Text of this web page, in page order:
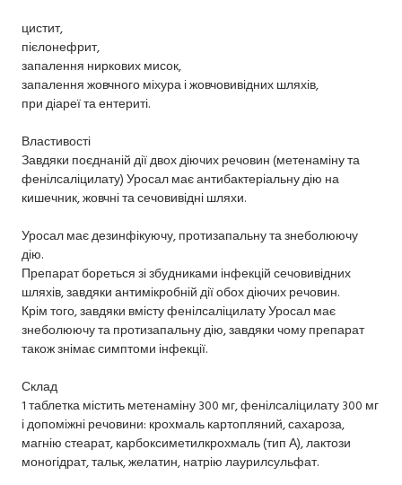
цистит,
пієлонефрит,
запалення ниркових мисок,
запалення жовчного міхура і жовчовивідних шляхів,
при діареї та ентериті.
Властивості
Завдяки поєднаній дії двох діючих речовин (метенаміну та
фенілсаліцилату) Уросал має антибактеріальну дію на
кишечник, жовчні та сечовивідні шляхи.
Уросал має дезинфікуючу, протизапальну та знеболюючу
дію.
Препарат бореться зі збудниками інфекцій сечовивідних
шляхів, завдяки антимікробній дії обох діючих речовин.
Крім того, завдяки вмісту фенілсаліцилату Уросал має
знеболюючу та протизапальну дію, завдяки чому препарат
також знімає симптоми інфекції.
Склад
1 таблетка містить метенаміну 300 мг, фенілсаліцилату 300 мг
і допоміжні речовини: крохмаль картопляний, сахароза,
магнію стеарат, карбоксиметилкрохмаль (тип А), лактози
моногідрат, тальк, желатин, натрію лаурилсульфат.